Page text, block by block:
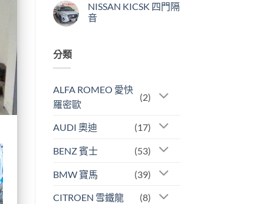
音〉
中
CADDY
5
代
留
言
NISSAN KICSK 四門隔
音
分類
ALFA ROMEO 愛快
羅密歐
(2)
AUDI 奧迪 (17)
BENZ 賓士 (53)
BMW 寶馬 (39)
CITROEN 雪鐵龍 (8)